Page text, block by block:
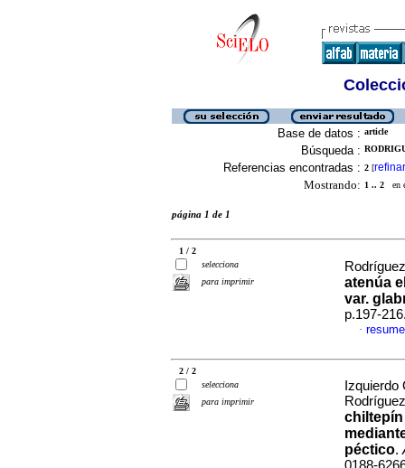
Base de datos : article
Búsqueda :
Referencias encontradas : 2 [refinar
Mostrando: 1 .. 2 en
página 1 de 1
1 / 2
selecciona
para imprimir
atenúa
var.
p.197-
·
2 / 2
selecciona
para imprimir
chiltepín
péctico.